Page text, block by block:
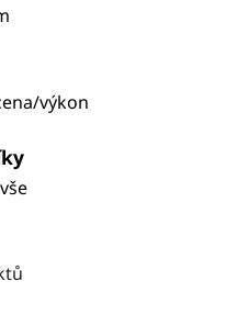
výkon